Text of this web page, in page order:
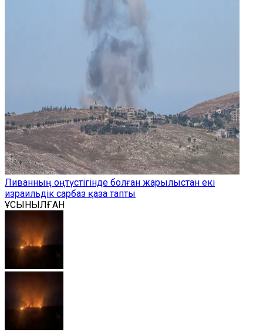
Ливанның оңтүстігінде болған жарылыстан екі
израильдік сарбаз қаза тапты
ҰСЫНЫЛҒАН